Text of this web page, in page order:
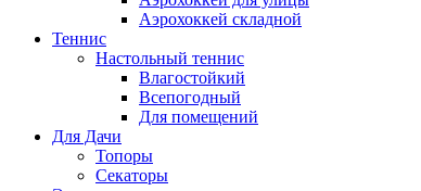
Аэрохоккей складной
Теннис
Настольный теннис
Влагостойкий
Всепогодный
Для помещений
Для Дачи
Топоры
Секаторы